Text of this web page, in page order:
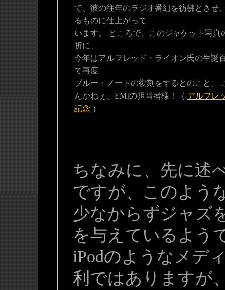
で、彼の往年のラジオ番組を彷彿とさせ
るものに仕上がって
います。 ところで、このジャケット写
折に、
今年はアルフレッド・ライオン氏の生誕
て再度
ブルー・ノートの復刻をするとのこと。
んかねぇ、EMIの担当者様！（ アルフレ
記念 ）
ちなみに、先に述
ですが、このよう
少なからずジャズ
を与えているよう
iPodのようなメデ
利ではありますが